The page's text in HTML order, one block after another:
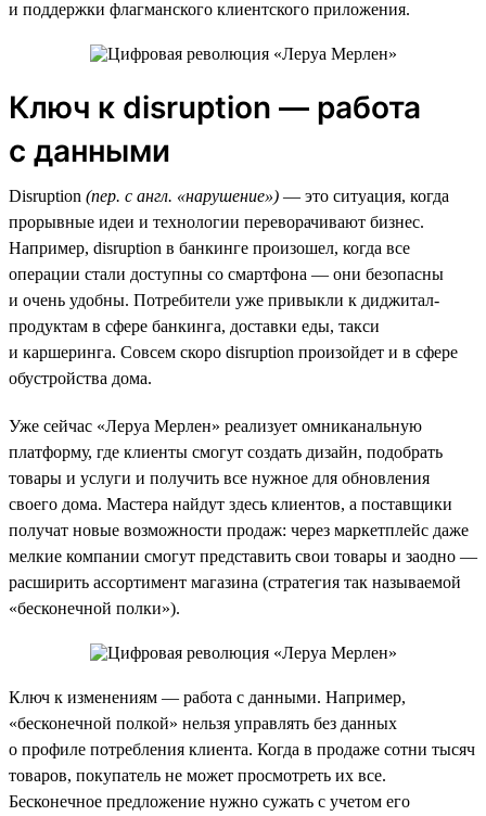
и поддержки флагманского клиентского приложения.
Ключ к disruption — работа
с данными
Disruption (пер. с англ. «нарушение») — это ситуация, когда
прорывные идеи и технологии переворачивают бизнес.
Например, disruption в банкинге произошел, когда все
операции стали доступны со смартфона — они безопасны
и очень удобны. Потребители уже привыкли к диджитал-
продуктам в сфере банкинга, доставки еды, такси
и каршеринга. Совсем скоро disruption произойдет и в сфере
обустройства дома.
Уже сейчас «Леруа Мерлен» реализует омниканальную
платформу, где клиенты смогут создать дизайн, подобрать
товары и услуги и получить все нужное для обновления
своего дома. Мастера найдут здесь клиентов, а поставщики
получат новые возможности продаж: через маркетплейс даже
мелкие компании смогут представить свои товары и заодно —
расширить ассортимент магазина (стратегия так называемой
«бесконечной полки»).
Ключ к изменениям — работа с данными. Например,
«бесконечной полкой» нельзя управлять без данных
о профиле потребления клиента. Когда в продаже сотни тысяч
товаров, покупатель не может просмотреть их все.
Бесконечное предложение нужно сужать с учетом его